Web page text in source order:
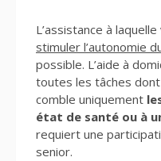
L’assistance à
stimuler l’autonomie
possible. L’aide à
toutes les tâches dont
comble uniquement
état de santé ou à
requiert une
senior.